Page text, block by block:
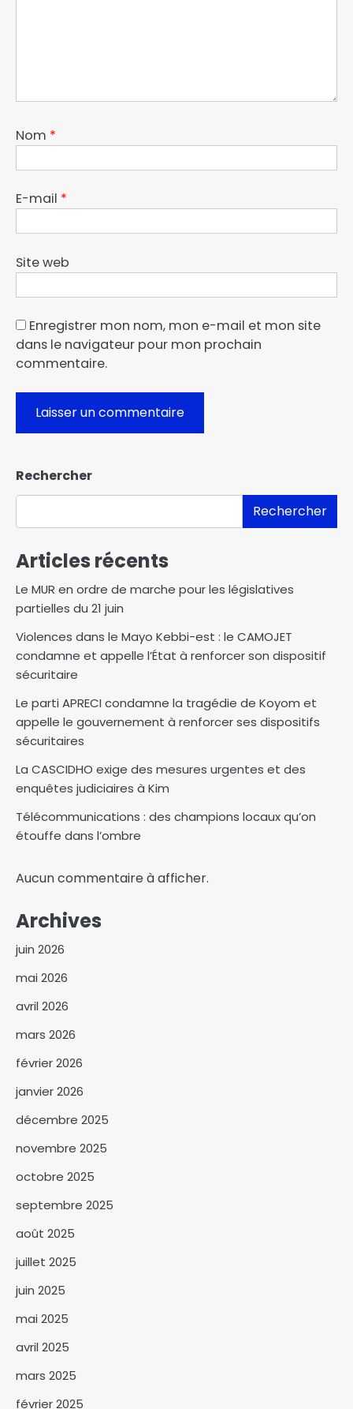
Nom *
E-mail *
Site web
Enregistrer mon nom, mon e-mail et mon site
dans le navigateur pour mon prochain
commentaire.
Rechercher
Rechercher
Articles récents
Le MUR en ordre de marche pour les législatives
partielles du 21 juin
Violences dans le Mayo Kebbi-est : le CAMOJET
condamne et appelle l’État à renforcer son dispositif
sécuritaire
Le parti APRECI condamne la tragédie de Koyom et
appelle le gouvernement à renforcer ses dispositifs
sécuritaires
La CASCIDHO exige des mesures urgentes et des
enquêtes judiciaires à Kim
Télécommunications : des champions locaux qu’on
étouffe dans l’ombre
Aucun commentaire à afficher.
Archives
juin 2026
mai 2026
avril 2026
mars 2026
février 2026
janvier 2026
décembre 2025
novembre 2025
octobre 2025
septembre 2025
août 2025
juillet 2025
juin 2025
mai 2025
avril 2025
mars 2025
février 2025
3
4